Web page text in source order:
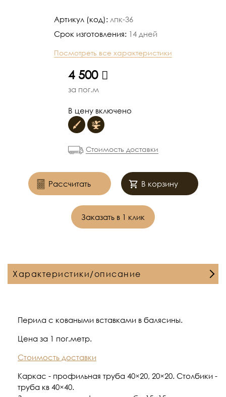
Артикул (код): лпк-36
Срок изготовления: 14 дней
Посмотреть все характеристики
4 500
руб.
за пог.м
В цену включено
Стоимость доставки
Рассчитать В корзину
Заказать в 1 клик
Характеристики/описание
Перила с коваными вставками в балясины.
Цена за 1 пог.метр.
Стоимость доставки
Каркас - профильная труба 40×20, 20×20. Столбики -
труба кв 40×40.